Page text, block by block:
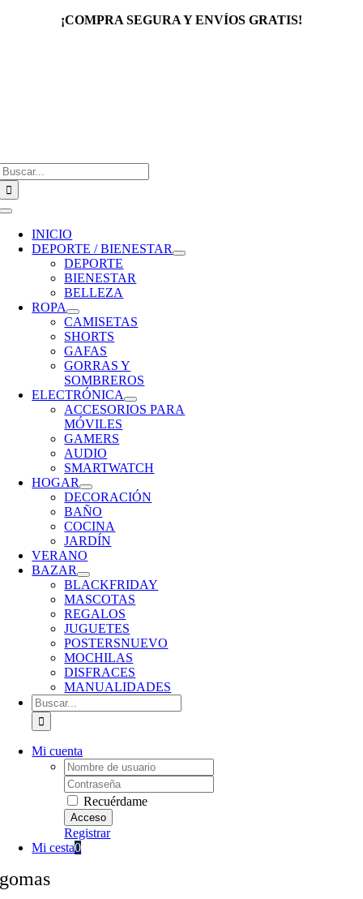
¡COMPRA SEGURA Y ENVÍOS GRATIS!
Toggle
Navigation
INICIO
DEPORTE / BIENESTAR
DEPORTE
BIENESTAR
BELLEZA
ROPA
CAMISETAS
SHORTS
GAFAS
GORRAS Y
SOMBREROS
ELECTRÓNICA
ACCESORIOS PARA
MÓVILES
GAMERS
AUDIO
SMARTWATCH
HOGAR
DECORACIÓN
BAÑO
COCINA
JARDÍN
VERANO
BAZAR
BLACKFRIDAY
MASCOTAS
REGALOS
JUGUETES
POSTERSNUEVO
MOCHILAS
DISFRACES
MANUALIDADES
Buscar:
Mi cuenta
Username:
Password:
Recuérdame
Registrar
Mi cesta0
gomas